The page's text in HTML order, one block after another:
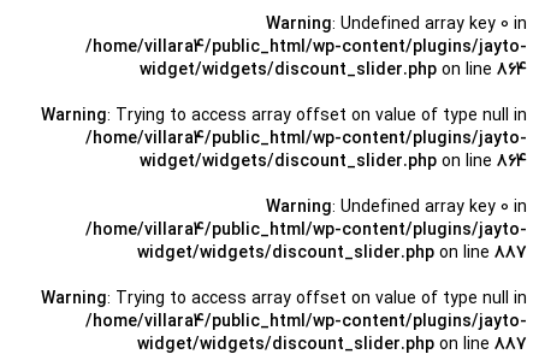
Warning: Undefined array key 0 in
/home/villara4/public_html/wp-content/plugins/jayto-
widget/widgets/discount_slider.php on line 864
Warning: Trying to access array offset on value of type null in
/home/villara4/public_html/wp-content/plugins/jayto-
widget/widgets/discount_slider.php on line 864
Warning: Undefined array key 0 in
/home/villara4/public_html/wp-content/plugins/jayto-
widget/widgets/discount_slider.php on line 887
Warning: Trying to access array offset on value of type null in
/home/villara4/public_html/wp-content/plugins/jayto-
widget/widgets/discount_slider.php on line 887